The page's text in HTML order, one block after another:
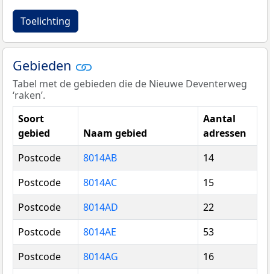
Toelichting
Gebieden
Tabel met de gebieden die de Nieuwe Deventerweg
‘raken’.
Soort
gebied
Naam gebied
Aantal
adressen
Postcode
8014AB
14
Postcode
8014AC
15
Postcode
8014AD
22
Postcode
8014AE
53
Postcode
8014AG
16